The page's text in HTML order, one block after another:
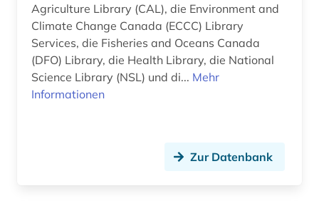
Agriculture Library (CAL), die Environment and
Climate Change Canada (ECCC) Library
Services, die Fisheries and Oceans Canada
(DFO) Library, die Health Library, die National
Science Library (NSL) und di... Mehr
Informationen
Zur Datenbank